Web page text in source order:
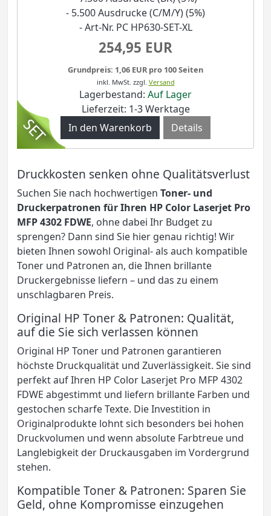
- 5.500 Ausdrucke (C/M/Y) (5%)
- Art-Nr. PC HP630-SET-XL
254,95 EUR
Grundpreis: 1,06 EUR pro 100 Seiten
inkl. MwSt. zzgl. Versand
Lagerbestand: Auf Lager
Lieferzeit: 1-3 Werktage
Details
Druckkosten senken ohne Qualitätsverlust
Suchen Sie nach hochwertigen Toner- und
Druckerpatronen für Ihren HP Color Laserjet Pro
MFP 4302 FDWE, ohne dabei Ihr Budget zu
sprengen? Dann sind Sie hier genau richtig! Wir
bieten Ihnen sowohl Original- als auch kompatible
Toner und Patronen an, die Ihnen brillante
Druckergebnisse liefern – und das zu einem
unschlagbaren Preis.
Original HP Toner & Patronen: Qualität,
auf die Sie sich verlassen können
Original HP Toner und Patronen garantieren
höchste Druckqualität und Zuverlässigkeit. Sie sind
perfekt auf Ihren HP Color Laserjet Pro MFP 4302
FDWE abgestimmt und liefern brillante Farben und
gestochen scharfe Texte. Die Investition in
Originalprodukte lohnt sich besonders bei hohen
Druckvolumen und wenn absolute Farbtreue und
Langlebigkeit der Druckausgaben im Vordergrund
stehen.
Kompatible Toner & Patronen: Sparen Sie
Geld, ohne Kompromisse einzugehen